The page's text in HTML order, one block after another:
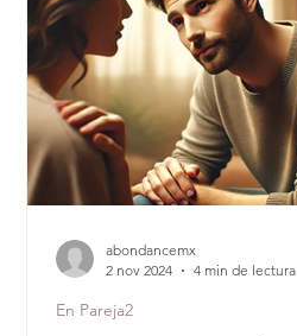
En Pareja2
abondancemx
2 nov 2024
4 min de lectura